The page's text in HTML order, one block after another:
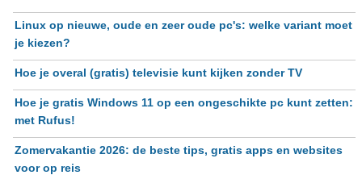
Linux op nieuwe, oude en zeer oude pc's: welke variant moet
je kiezen?
Hoe je overal (gratis) televisie kunt kijken zonder TV
Hoe je gratis Windows 11 op een ongeschikte pc kunt zetten:
met Rufus!
Zomervakantie 2026: de beste tips, gratis apps en websites
voor op reis